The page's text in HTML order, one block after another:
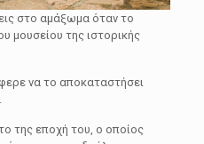
στο αμάξωμα όταν το
μουσείου της ιστορικής
να το αποκαταστήσει
της εποχή του, ο οποίος